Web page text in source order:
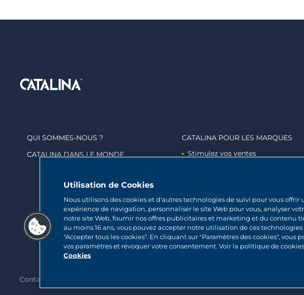
QUI SOMMES-NOUS ?
CATALINA DANS LE MONDE
CATALINA POUR LES MARQUES
Stimulez vos ventes
Contact
Utilisation de Cookies
Nous utilisons des cookies et d'autres technologies de suivi pour vous offrir
expérience de navigation, personnaliser le site Web pour vous, analyser
notre site Web, fournir nos offres publicitaires et marketing et du contenu
au moins 16 ans, vous pouvez accepter notre utilisation de ces
"Accepter tous les cookies". En cliquant sur "Paramètres des cookies", vous
vos paramètres et révoquer votre consentement. Voir la politique de
Cookies